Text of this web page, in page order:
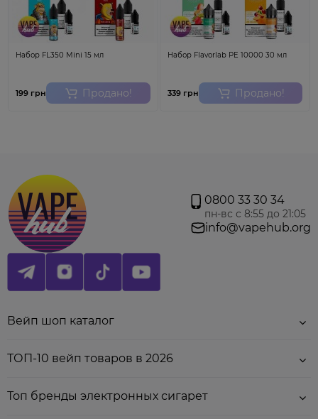
рекомендуем заправить картридж и подождать 10-15 минут, а только потом
использовать!
Товар не подлежит обмену и возврату
Набор FL350 Mini 15 мл
199 грн Продано!
Набор Flavorlab PE 10000 30 мл
339 грн Продано!
0800 33 30 34
пн-вс с 8:55 до 21:05
info@vapehub.org
Вейп шоп каталог
ТОП-10 вейп товаров в 2026
Топ бренды электронных сигарет